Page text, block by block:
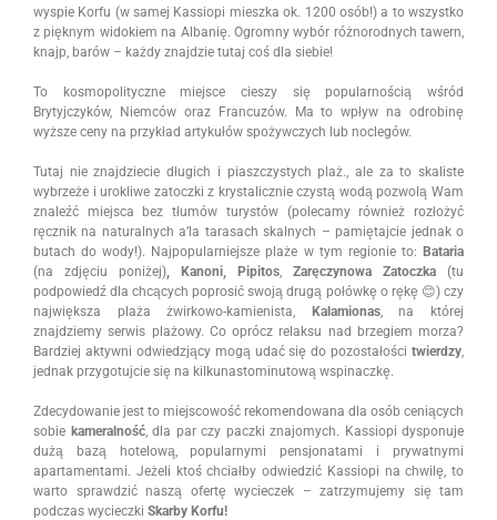
wyspie Korfu (w samej Kassiopi mieszka ok. 1200 osób!) a to wszystko
z pięknym widokiem na Albanię. Ogromny wybór różnorodnych tawern,
knajp, barów – każdy znajdzie tutaj coś dla siebie!
To kosmopolityczne miejsce cieszy się popularnością wśród
Brytyjczyków, Niemców oraz Francuzów. Ma to wpływ na odrobinę
wyższe ceny na przykład artykułów spożywczych lub noclegów.
Tutaj nie znajdziecie długich i piaszczystych plaż., ale za to skaliste
wybrzeże i urokliwe zatoczki z krystalicznie czystą wodą pozwolą Wam
znaleźć miejsca bez tłumów turystów (polecamy również rozłożyć
ręcznik na naturalnych a’la tarasach skalnych – pamiętajcie jednak o
butach do wody!). Najpopularniejsze plaże w tym regionie to: Bataria
(na zdjęciu poniżej) , Kanoni, Pipitos Zaręczynowa Zatoczka (tu
podpowiedź dla chcących poprosić swoją drugą połówkę o rękę 😊) czy
największa plaża żwirkowo-kamienista, Kalamionas, na której
znajdziemy serwis plażowy. Co oprócz relaksu nad brzegiem morza?
Bardziej aktywni odwiedzjący mogą udać się do pozostałości twierdzy
jednak przygotujcie się na kilkunastominutową wspinaczkę.
Zdecydowanie jest to miejscowość rekomendowana dla osób ceniących
sobie kameralność, dla par czy paczki znajomych. Kassiopi dysponuje
dużą bazą hotelową, popularnymi pensjonatami i prywatnymi
apartamentami. Jeżeli ktoś chciałby odwiedzić Kassiopi na chwilę, to
warto sprawdzić naszą ofertę wycieczek – zatrzymujemy się tam
podczas wycieczki Skarby Korfu!